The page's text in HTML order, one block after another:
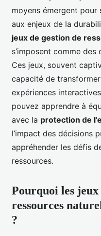
moyens émergent pour
aux enjeux de la
jeux de gestion de
s’imposent comme
Ces jeux, souvent
capacité de
expériences
pouvez apprendre à
avec la protection de
l’impact des décisions
appréhender les défis
ressources.
Pourquoi les jeux
ressources
?